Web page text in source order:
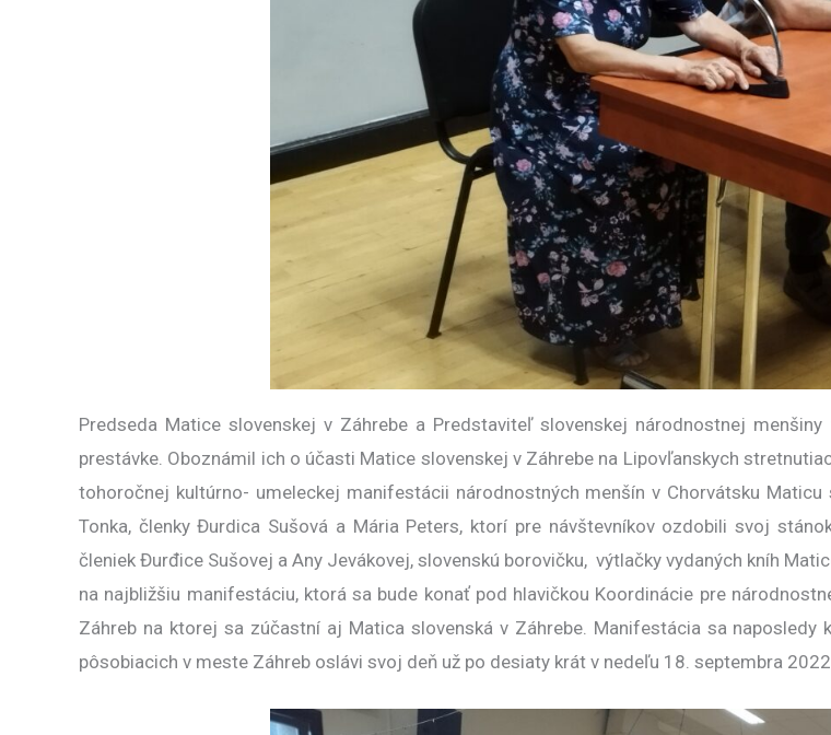
Predseda Matice slovenskej v Záhrebe a Predstaviteľ slovenskej národnostnej
prestávke. Oboznámil ich o účasti Matice slovenskej v Záhrebe na Lipovľanskych
tohoročnej kultúrno- umeleckej manifestácii národnostných menšín v Chorvátsku
Tonka, členky Đurdica Sušová a Mária Peters, ktorí pre návštevníkov ozdobili svoj
členiek Đurđice Sušovej a Any Jevákovej, slovenskú borovičku, výtlačky vydaných kníh
na najbližšiu manifestáciu, ktorá sa bude konať pod hlavičkou Koordinácie pre
Záhreb na ktorej sa zúčastní aj Matica slovenská v Záhrebe. Manifestácia sa
pôsobiacich v meste Záhreb oslávi svoj deň už po desiaty krát v nedeľu 18. septembra